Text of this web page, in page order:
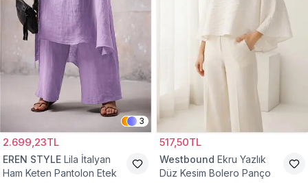
3
2.699,23TL
EREN STYLE Lila İtalyan
Ham Keten Pantolon Etek
517,50TL
Westbound Ekru Yazlık
Düz Kesim Bolero Panço